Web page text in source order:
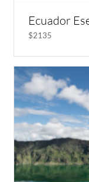
Ecuador
$2135